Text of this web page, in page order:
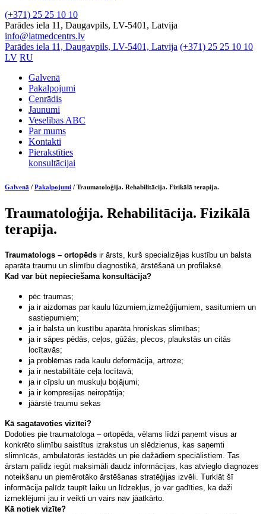
(+371) 25 25 10 10
Parādes iela 11, Daugavpils, LV-5401, Latvija
info@latmedcentrs.lv
Parādes iela 11, Daugavpils, LV-5401, Latvija (+371) 25 25 10 10
LV RU
Galvenā
Pakalpojumi
Cenrādis
Jaunumi
Veselības ABC
Par mums
Kontakti
Pierakstīties
konsultācijai
Galvenā / Pakalpojumi / Traumatoloģija. Rehabilitācija. Fizikālā terapija.
Traumatoloģija. Rehabilitācija. Fizikālā
terapija.
Traumatologs – ortopēds ir ārsts, kurš specializējas kustību un balsta
aparāta traumu un slimību diagnostikā, ārstēšanā un profilaksē.
Kad var būt nepieciešama konsultācija?
pēc traumas;
ja ir aizdomas par kaulu lūzumiem,izmežģījumiem, sasitumiem un
sastiepumiem;
ja ir balsta un kustību aparāta hroniskas slimības;
ja ir sāpes pēdās, ceļos, gūžās, plecos, plaukstās un citās
locītavās;
ja problēmas rada kaulu deformācija, artroze;
ja ir nestabilitāte ceļa locītavā;
ja ir cīpslu un muskuļu bojājumi;
ja ir kompresijas neiropātija;
jāārstē traumu sekas
Kā sagatavoties vizītei?
Dodoties pie traumatologa – ortopēda, vēlams līdzi paņemt visus ar
konkrēto slimību saistītus izrakstus un slēdzienus, kas saņemti
slimnīcās, ambulatorās iestādēs un pie dažādiem speciālistiem. Tas
ārstam palīdz iegūt maksimāli daudz informācijas, kas atvieglo diagnozes
noteikšanu un piemērotāko ārstēšanas stratēģijas izvēli . Turklāt šī
informācija palīdz taupīt laiku un līdzekļus, jo var gadīties, ka daži
izmeklējumi jau ir veikti un vairs nav jāatkārto.
Kā notiek vizīte?